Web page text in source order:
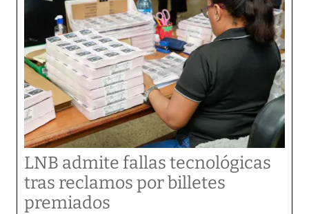
LNB admite fallas tecnológicas
tras reclamos por billetes
premiados